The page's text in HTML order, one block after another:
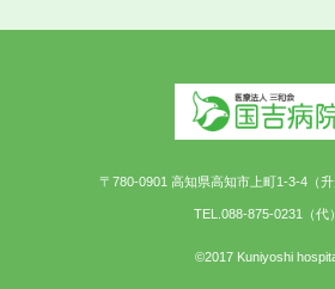
〒780-0901 高知県高知市上町1-3-4（升
TEL.088-875-0231（代）
©2017 Kuniyoshi